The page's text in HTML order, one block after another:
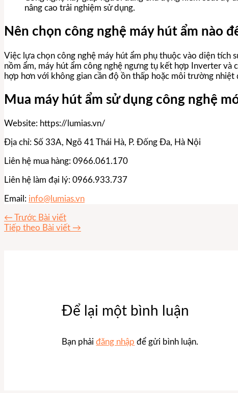
nâng cao trải nghiệm sử dụng.
Nên chọn công nghệ máy hút ẩm nào
Việc lựa chọn công nghệ máy hút ẩm phụ thuộc vào diện tích
nồm ẩm, máy hút ẩm công nghệ ngưng tụ kết hợp Inverter
hợp hơn với không gian cần độ ồn thấp hoặc môi trường nhiệt
Mua máy hút ẩm sử dụng công nghệ
Website: https://lumias.vn/
Địa chỉ: Số 33A, Ngõ 41 Thái Hà, P. Đống Đa, Hà Nội
Liên hệ mua hàng: 0966.061.170
Liên hệ làm đại lý: 0966.933.737
Email: info@lumias.vn
← Trước Bài viết
Tiếp theo Bài viết →
Để lại một bình luận
Bạn phảiđăng nhập để gửi bình luận.